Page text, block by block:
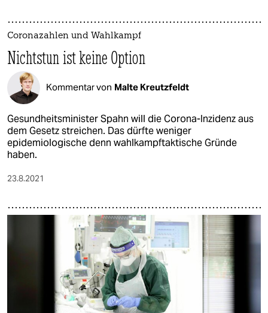
Coronazahlen und Wahlkampf
Nichtstun ist keine Option
Kommentar von Malte Kreutzfeldt
Gesundheitsminister Spahn will die Corona-Inzidenz aus
dem Gesetz streichen. Das dürfte weniger
epidemiologische denn wahlkampftaktische Gründe
haben.
23.8.2021